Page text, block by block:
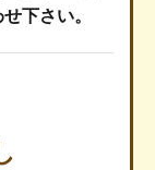
下さい。